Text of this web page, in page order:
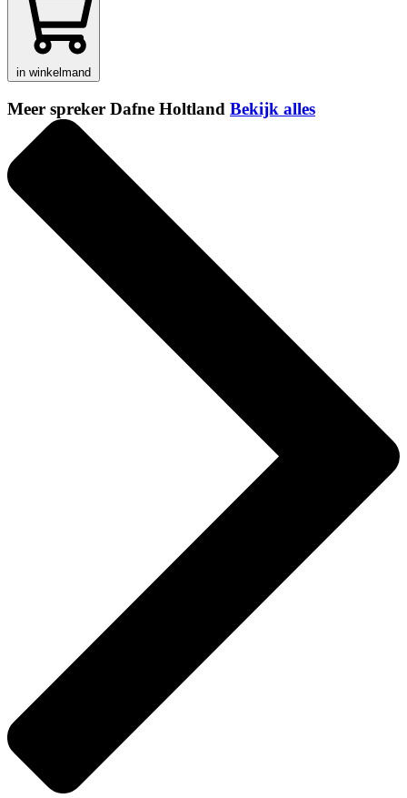
in winkelmand
Meer spreker Dafne Holtland Bekijk alles